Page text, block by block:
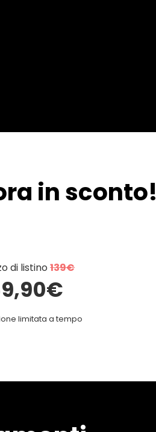
in sconto!
di listino 139€
limitata a tempo